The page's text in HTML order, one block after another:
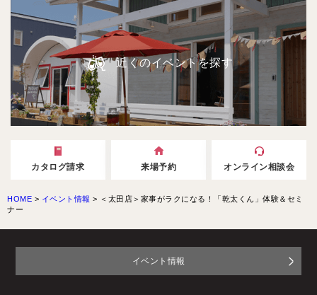
近くのイベントを探す
カタログ請求 来場予約 オンライン相談会
HOME > イベント情報 > ＜太田店＞家事がラクになる！「乾太くん」体験＆セミ
ナー
イベント情報